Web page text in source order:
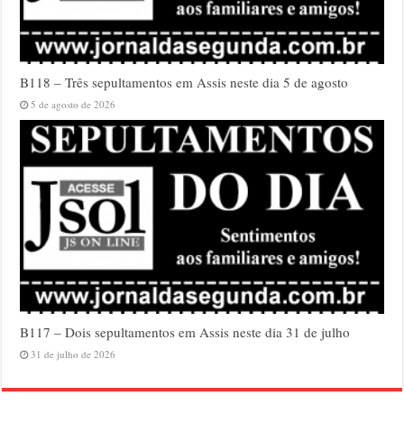
B118 – Três sepultamentos em Assis neste dia 5 de agosto
5 de agosto de 2026
B117 – Dois sepultamentos em Assis neste dia 31 de julho
31 de julho de 2026